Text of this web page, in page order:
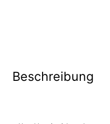
Beschreibung